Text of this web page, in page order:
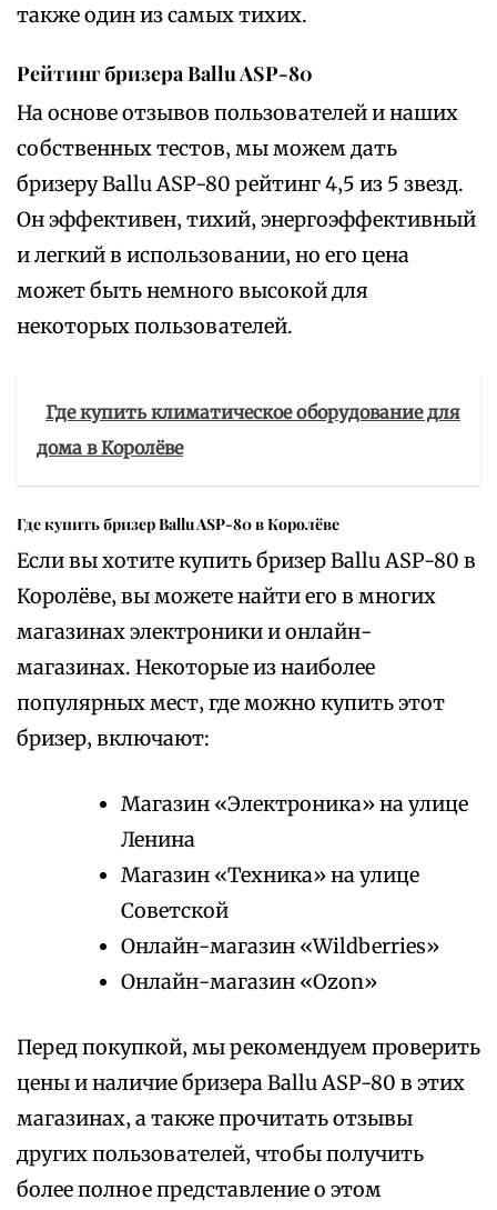
также один из самых тихих.
Рейтинг бризера Ballu ASP-80
На основе отзывов пользователей и наших
собственных тестов‚ мы можем дать
бризеру Ballu ASP-80 рейтинг 4‚5 из 5 звезд.
Он эффективен‚ тихий‚ энергоэффективный
и легкий в использовании‚ но его цена
может быть немного высокой для
некоторых пользователей.
Где купить климатическое оборудование для
дома в Королёве
Где купить бризер Ballu ASP-80 в Королёве
Если вы хотите купить бризер Ballu ASP-80 в
Королёве‚ вы можете найти его в многих
магазинах электроники и онлайн-
магазинах. Некоторые из наиболее
популярных мест‚ где можно купить этот
бризер‚ включают:
Магазин «Электроника» на улице
Ленина
Магазин «Техника» на улице
Советской
Онлайн-магазин «Wildberries»
Онлайн-магазин «Ozon»
Перед покупкой‚ мы рекомендуем проверить
цены и наличие бризера Ballu ASP-80 в этих
магазинах‚ а также прочитать отзывы
других пользователей‚ чтобы получить
более полное представление о этом